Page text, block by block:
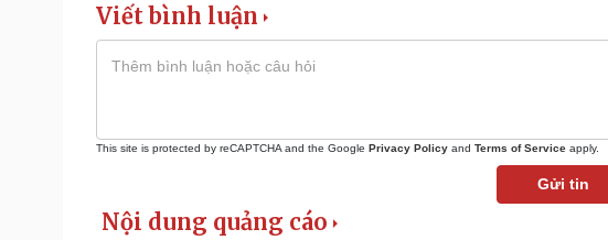
Viết bình luận
This site is protected by reCAPTCHA and the Google Privacy Policy and Terms of Service apply.
Gửi tin